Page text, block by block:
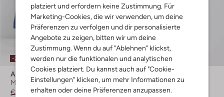
platziert und erfordern keine Zustimmung. Für
Marketing-Cookies, die wir verwenden, um deine
Präferenzen zu verfolgen und dir personalisierte
Angebote zu zeigen, bitten wir um deine
Zustimmung. Wenn du auf "Ablehnen" klickst,
werden nur die funktionalen und analytischen
Cookies platziert. Du kannst auch auf "Cookie-
Einstellungen" klicken, um mehr Informationen zu
erhalten oder deine Präferenzen anzupassen.
-20%
Ana Alcazar
Midikleid
€ 179,99 € 143,99
Letzte Größen
-30%
Object
Minikleid
€ 69,99 € 48,99